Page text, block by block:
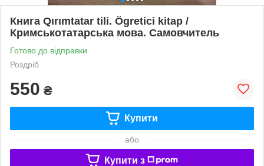
Книга Qırımtatar tili. Ögretici kitap /
Кримськотатарська мова. Самовчитель
Готово до відправки
Роздріб
550 ₴
Купити
або
Купити з